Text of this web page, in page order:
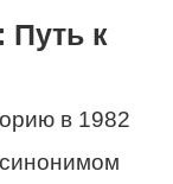
Путь к
в 1982
синонимом